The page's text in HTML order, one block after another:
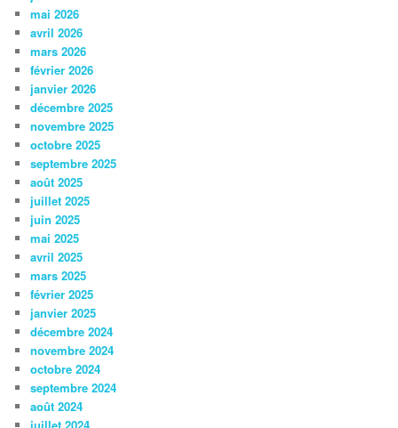
mai 2026
avril 2026
mars 2026
février 2026
janvier 2026
décembre 2025
novembre 2025
octobre 2025
septembre 2025
août 2025
juillet 2025
juin 2025
mai 2025
avril 2025
mars 2025
février 2025
janvier 2025
décembre 2024
novembre 2024
octobre 2024
septembre 2024
août 2024